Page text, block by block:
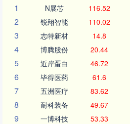
1
N展芯 116.52
2 锐翔智能 110.02
3 志特新材 14.8
4 博腾股份 20.44
5 近岸蛋白 46.72
6 毕得医药 61.6
7 五洲医疗 83.62
8 耐科装备 49.67
9 一博科技 53.33